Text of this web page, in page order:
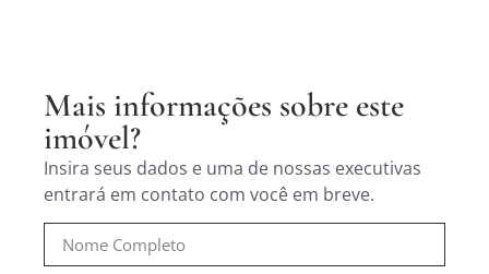
Mais informações sobre este
imóvel?
Insira seus dados e uma de nossas executivas
entrará em contato com você em breve.